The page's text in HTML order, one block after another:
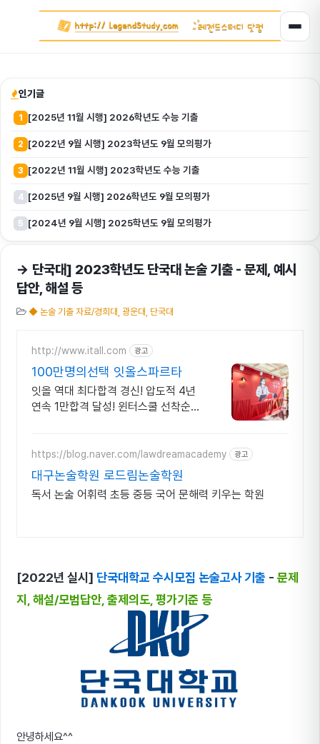
인기글
1 [2025년 11월 시행] 2026학년도 수능 기출
2 [2022년 9월 시행] 2023학년도 9월 모의평가
3 [2022년 11월 시행] 2023학년도 수능 기출
4 [2025년 9월 시행] 2026학년도 9월 모의평가
5 [2024년 9월 시행] 2025학년도 9월 모의평가
→ 단국대] 2023학년도 단국대 논술 기출 - 문제, 예시
답안, 해설 등
◆ 논술 기출 자료/경희대, 광운대, 단국대
http://www.itall.com 광고
100만명의선택 잇올스파르타
잇올 역대 최다합격 경신! 압도적 4년
연속 1만합격 달성! 윈터스쿨 선착순
https://blog.naver.com/lawdreamacademy 광고
대구논술학원 로드림논술학원
독서 논술 어휘력 초등 중등 국어 문해력 키우는 학원
[2022년 실시] 단국대학교 수시모집 논술고사 기출 - 문제
지, 해설/모범답안, 출제의도, 평가기준 등
안녕하세요^^